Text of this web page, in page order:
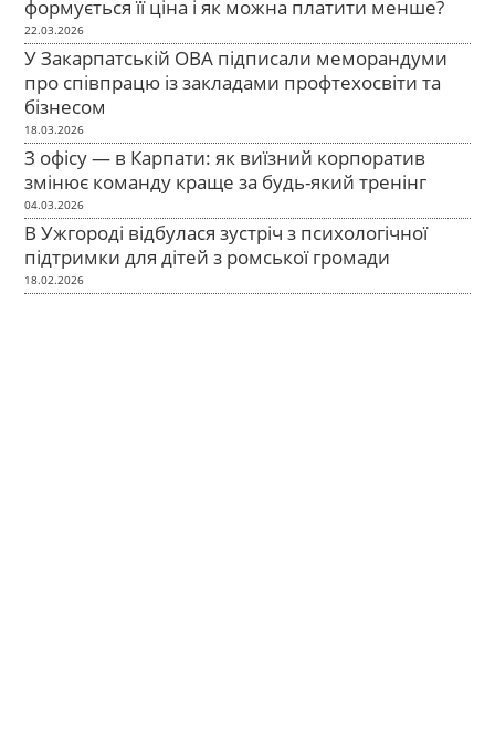
формується її ціна і як можна платити менше?
22.03.2026
У Закарпатській ОВА підписали меморандуми
про співпрацю із закладами профтехосвіти та
бізнесом
18.03.2026
З офісу — в Карпати: як виїзний корпоратив
змінює команду краще за будь-який тренінг
04.03.2026
В Ужгороді відбулася зустріч з психологічної
підтримки для дітей з ромської громади
18.02.2026